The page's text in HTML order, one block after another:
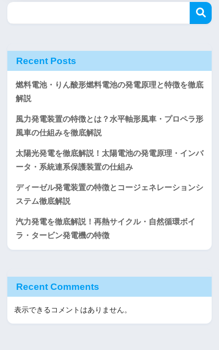
Recent Posts
燃料電池・りん酸形燃料電池の発電原理と特徴を徹底
解説
風力発電装置の特徴とは？水平軸形風車・プロペラ形
風車の仕組みを徹底解説
太陽光発電を徹底解説！太陽電池の発電原理・インバ
ータ・系統連系保護装置の仕組み
ディーゼル発電装置の特徴とコージェネレーションシ
ステム徹底解説
汽力発電を徹底解説！再熱サイクル・自然循環ボイ
ラ・タービン発電機の特徴
Recent Comments
表示できるコメントはありません。